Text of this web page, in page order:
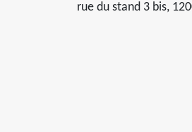
rue du stand 3 bis,